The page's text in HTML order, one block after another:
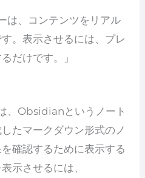
は、コンテンツをリアル
。表示させるには、プレ
だけです。」
、Obsidianというノート
たマークダウン形式のノ
確認するために表示する
示させるには、